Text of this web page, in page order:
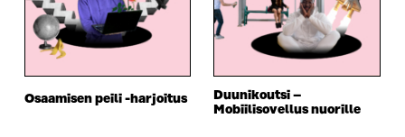
Osaamisen peili -harjoitus
Duunikoutsi –
Mobiilisovellus nuorille